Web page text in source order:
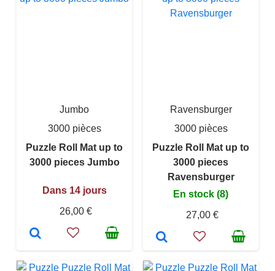
Jumbo
3000 pièces
Puzzle Roll Mat up to
3000 pieces Jumbo
Dans 14 jours
26,00 €
Ravensburger
3000 pièces
Puzzle Roll Mat up to
3000 pieces
Ravensburger
En stock (8)
27,00 €